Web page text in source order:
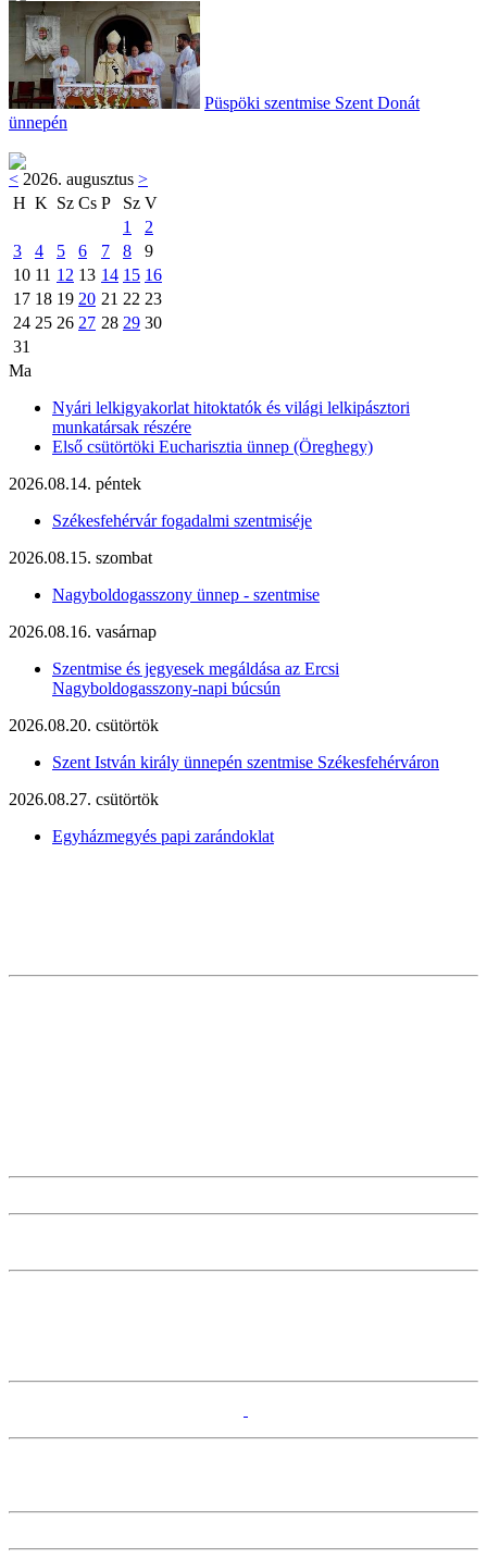
Püspöki szentmise Szent Donát
ünnepén
< 2026. augusztus >
H K Sz Cs P Sz V
1
2
3
4 5 6 7 8
9
10 11 12 13 14 15 16
17 18 19 20 21 22 23
24 25 26 27 28 29 30
31
Ma
Nyári lelkigyakorlat hitoktatók és világi lelkipásztori
munkatársak részére
Első csütörtöki Eucharisztia ünnep (Öreghegy)
2026.08.14. péntek
Székesfehérvár fogadalmi szentmiséje
2026.08.15. szombat
Nagyboldogasszony ünnep - szentmise
2026.08.16. vasárnap
Szentmise és jegyesek megáldása az Ercsi
Nagyboldogasszony-napi búcsún
2026.08.20. csütörtök
Szent István király ünnepén szentmise Székesfehérváron
2026.08.27. csütörtök
Egyházmegyés papi zarándoklat